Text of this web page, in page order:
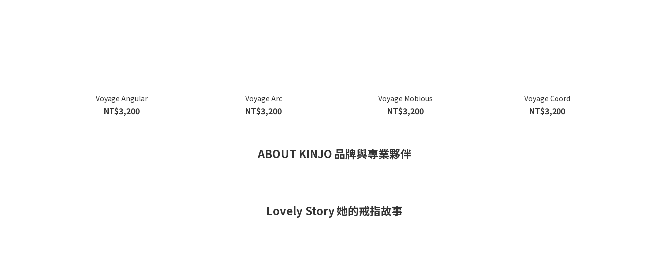
Voyage Angular
NT$3,200
Voyage Arc
NT$3,200
Voyage Mobious
NT$3,200
Voyage Coord
NT$3,200
ABOUT KINJO 品牌與專業夥伴
Lovely Story 她的戒指故事